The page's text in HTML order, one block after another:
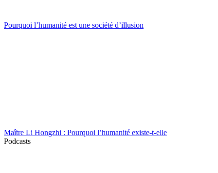
Pourquoi l’humanité est une société d’illusion
Maître Li Hongzhi : Pourquoi l’humanité existe-t-elle
Podcasts